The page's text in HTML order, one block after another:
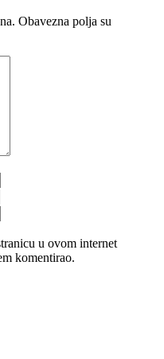
Obavezna polja su
u ovom internet
komentirao.